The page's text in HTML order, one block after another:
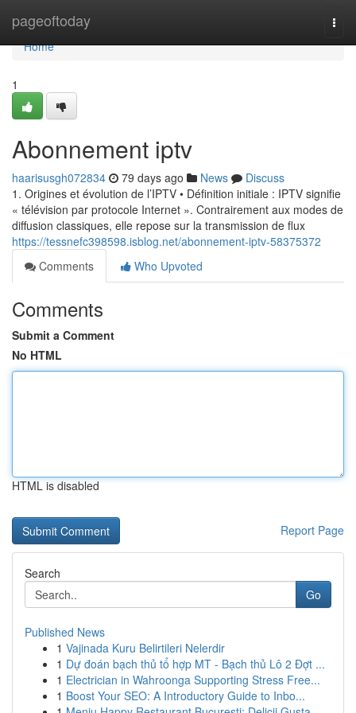
pageoftoday
Home
Home
1
Abonnement iptv
haarisusgh072834 79 days ago News
Discuss
1. Origines et évolution de l’IPTV • Définition initiale : IPTV signifie
« télévision par protocole Internet ». Contrairement aux modes de
diffusion classiques, elle repose sur la transmission de flux
https://tessnefc398598.isblog.net/abonnement-iptv-58375372
Comments
Who Upvoted
Comments
Submit a Comment
No HTML
HTML is disabled
Report Page
Search
Go
Published News
1 Vajinada Kuru Belirtileri Nelerdir
1 Dự đoán bạch thủ tổ hợp MT - Bạch thủ Lô 2 Đợt ...
1 Electrician in Wahroonga Supporting Stress Free...
1 Boost Your SEO: A Introductory Guide to Inbo...